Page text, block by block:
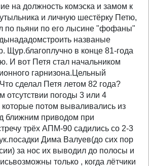
на должность комэска и замом к
и личную шестёрку Петю,
по пьяни по его лысине "фофаны"
названые
Щур.благоплучно в конце 81-года
И вот Петя стал начальником
гарнизона.Цельный
сделал Петя летом 82 года?
отсутствии погоды 3 или 4
которые потом вываливались из
ближним приводом при
трёх АПМ-90 садились со 2-3
Дима Валуев(до сих пор
за нос их выводил до полосы и
только , когда лётчики